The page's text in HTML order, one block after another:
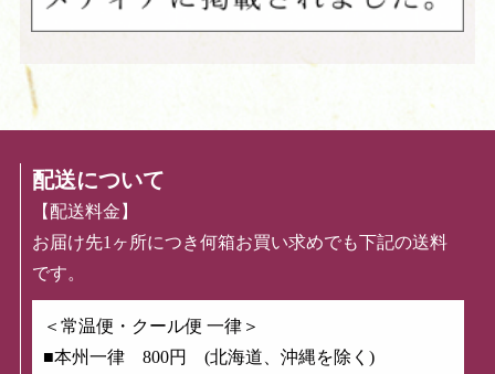
配送について
【配送料金】
お届け先1ヶ所につき何箱お買い求めでも下記の送料
です。
＜常温便・クール便 一律＞
■本州一律 800円 (北海道、沖縄を除く)